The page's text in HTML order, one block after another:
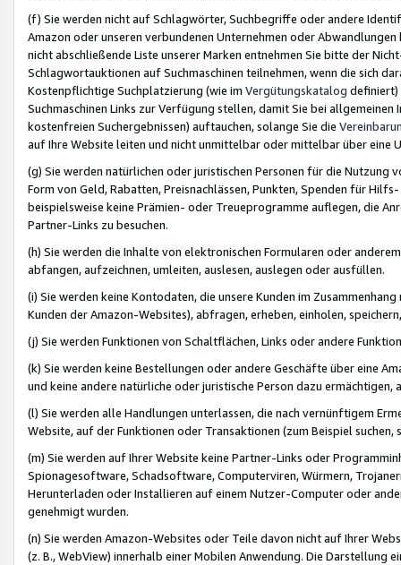
(f) Sie werden nicht auf Schlagwörter, Suchbegriffe oder andere
Amazon oder unseren verbundenen Unternehmen oder
nicht abschließende Liste unserer Marken entnehmen Sie bitte der
Schlagwortauktionen auf Suchmaschinen teilnehmen, wenn die sich
Kostenpflichtige Suchplatzierung (wie im Vergütungskatalog definiert)
Suchmaschinen Links zur Verfügung stellen, damit Sie bei
kostenfreien Suchergebnissen) auftauchen, solange Sie die
auf Ihre Website leiten und nicht unmittelbar oder mittelbar über eine
(g) Sie werden natürlichen oder juristischen Personen für die Nutzung
Form von Geld, Rabatten, Preisnachlässen, Punkten, Spenden für
beispielsweise keine Prämien- oder Treueprogramme auflegen, die
Partner-Links zu besuchen.
(h) Sie werden die Inhalte von elektronischen Formularen oder
abfangen, aufzeichnen, umleiten, auslesen, auslegen oder ausfüllen.
(i) Sie werden keine Kontodaten, die unsere Kunden im
Kunden der Amazon-Websites), abfragen, erheben, einholen,
(j) Sie werden Funktionen von Schaltflächen, Links oder andere
(k) Sie werden keine Bestellungen oder andere Geschäfte über eine
und keine andere natürliche oder juristische Person dazu
(l) Sie werden alle Handlungen unterlassen, die nach vernünftigem
Website, auf der Funktionen oder Transaktionen (zum Beispiel
(m) Sie werden auf Ihrer Website keine Partner-Links oder
Spionagesoftware, Schadsoftware, Computerviren, Würmern,
Herunterladen oder Installieren auf einem Nutzer-Computer oder
genehmigt wurden.
(n) Sie werden Amazon-Websites oder Teile davon nicht auf Ihrer
(z. B., WebView) innerhalb einer Mobilen Anwendung. Die Darstellung